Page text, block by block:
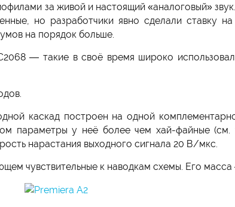
за живой и настоящий «аналоговый»
но разработчики явно сделали ставку
на порядок больше.
— такие в своё время широко
каскад построен на одной
параметры у неё более чем хай-файные (см.
нарастания выходного сигнала 20 В/мкс.
чувствительные к наводкам схемы. Его масса